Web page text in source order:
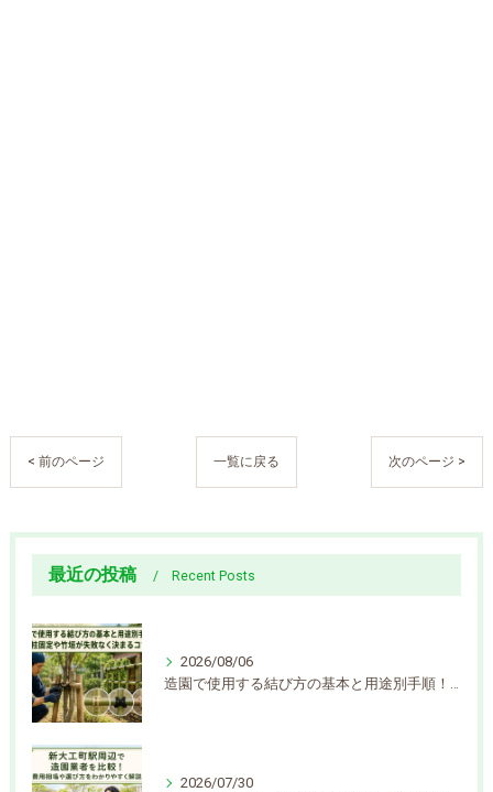
< 前のページ 一覧に戻る 次のページ >
最近の投稿 Recent Posts
2026/08/06
2026/07/30